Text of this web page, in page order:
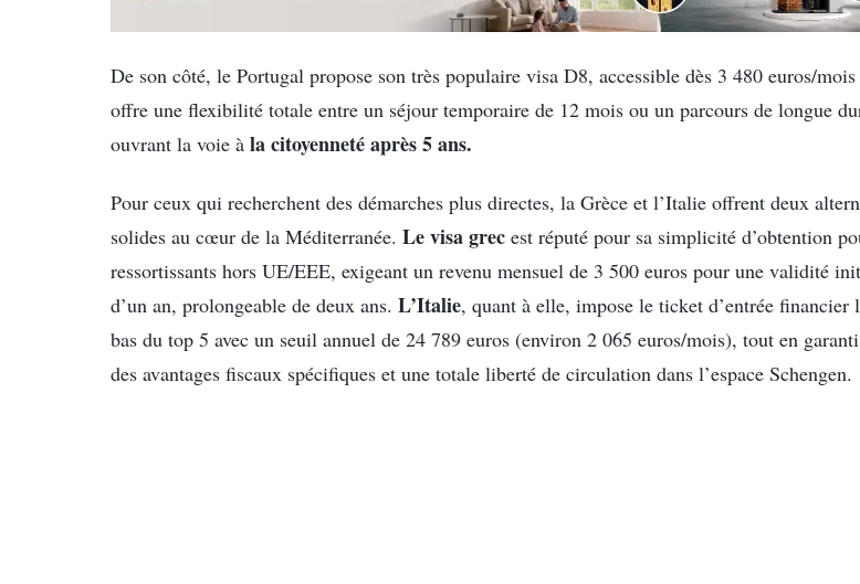
De son côté, le Portugal propose son très populaire visa D8, accessible dès 3 480 euros/
offre une flexibilité totale entre un séjour temporaire de 12 mois ou un parcours de longue
ouvrant la voie à la citoyenneté après 5 ans.
Pour ceux qui recherchent des démarches plus directes, la Grèce et l’Italie offrent deux
solides au cœur de la Méditerranée. Le visa grec est réputé pour sa simplicité d’obtention
ressortissants hors UE/EEE, exigeant un revenu mensuel de 3 500 euros pour une validité
d’un an, prolongeable de deux ans. L’Italie, quant à elle, impose le ticket d’entrée financier
bas du top 5 avec un seuil annuel de 24 789 euros (environ 2 065 euros/mois), tout en
des avantages fiscaux spécifiques et une totale liberté de circulation dans l’espace Schengen.